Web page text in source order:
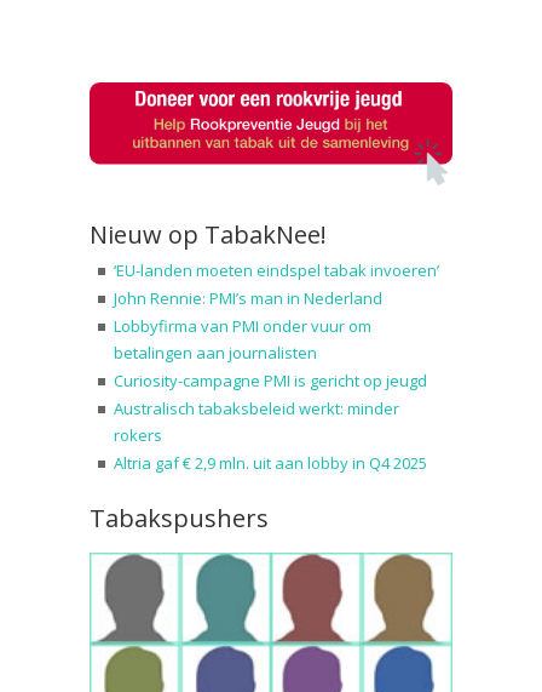
Nieuw op TabakNee!
‘EU-landen moeten eindspel tabak invoeren’
John Rennie: PMI’s man in Nederland
Lobbyfirma van PMI onder vuur om
betalingen aan journalisten
Curiosity-campagne PMI is gericht op jeugd
Australisch tabaksbeleid werkt: minder
rokers
Altria gaf € 2,9 mln. uit aan lobby in Q4 2025
Tabakspushers